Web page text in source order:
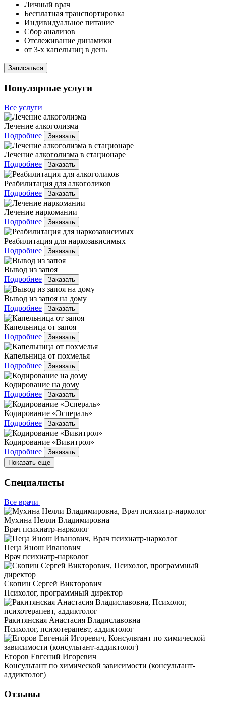
Личный врач
Бесплатная транспортировка
Индивидуальное питание
Сбор анализов
Отслеживание динамики
от 3-х капельниц в день
Записаться
Популярные услуги
Все услуги
Лечение алкоголизма
Подробнее
Заказать
Лечение алкоголизма в стационаре
Подробнее
Заказать
Реабилитация для алкоголиков
Подробнее
Заказать
Лечение наркомании
Подробнее
Заказать
Реабилитация для наркозависимых
Подробнее
Заказать
Вывод из запоя
Подробнее
Заказать
Вывод из запоя на дому
Подробнее
Заказать
Капельница от запоя
Подробнее
Заказать
Капельница от похмелья
Подробнее
Заказать
Кодирование на дому
Подробнее
Заказать
Кодирование «Эспераль»
Подробнее
Заказать
Кодирование «Вивитрол»
Подробнее
Заказать
Показать еще
Специалисты
Все врачи
Мухина Нелли Владимировна
Врач психиатр-нарколог
Пеца Янош Иванович
Врач психиатр-нарколог
Скопин Сергей Викторович
Психолог, программный директор
Ракитянская Анастасия Владиславовна
Психолог, психотерапевт, аддиктолог
Егоров Евгений Игоревич
Консультант по химической зависимости (консультант-
аддиктолог)
Отзывы